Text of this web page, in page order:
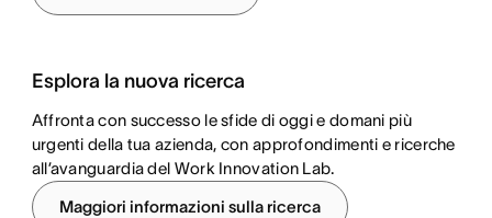
Esplora la nuova ricerca
Affronta con successo le sfide di oggi e domani più
urgenti della tua azienda, con approfondimenti e ricerche
all’avanguardia del Work Innovation Lab.
Maggiori informazioni sulla ricerca